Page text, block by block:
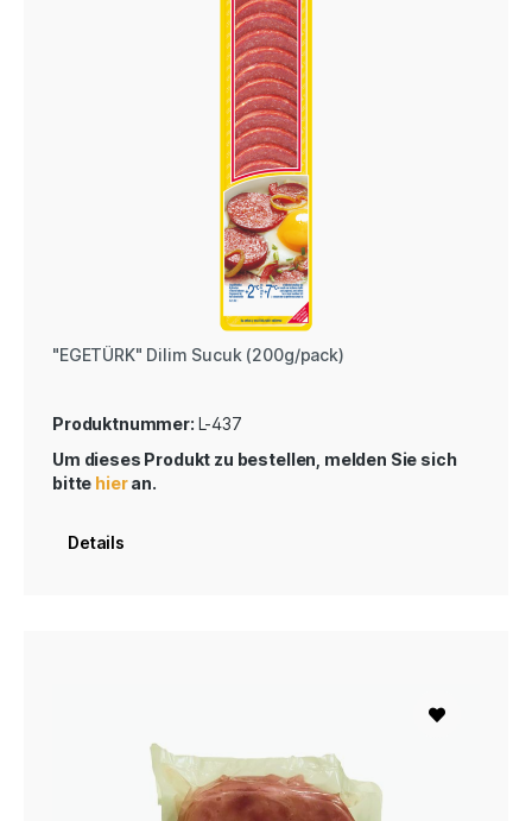
"EGETÜRK" Dilim Sucuk (200g/pack)
Produktnummer: L-437
Um dieses Produkt zu bestellen, melden Sie sich
bitte hieran.
Details